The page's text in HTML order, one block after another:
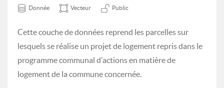
Donnée Vecteur Public
Cette couche de données reprend les parcelles sur
lesquels se réalise un projet de logement repris dans le
programme communal d'actions en matière de
logement de la commune concernée.